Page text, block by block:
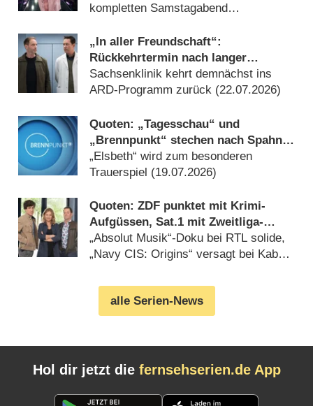
kompletten Samstagabend
„In aller Freundschaft“:
Rückkehrtermin nach langer
Sommerpause
Sachsenklinik kehrt demnächst ins
ARD-Programm zurück (22.07.2026)
Quoten: „Tagesschau“ und
„Brennpunkt“ stechen nach Spahn-
Rücktritt aus Wiederholungsbrei
hervor
„Elsbeth“ wird zum besonderen
Trauerspiel (19.07.2026)
Quoten: ZDF punktet mit Krimi-
Aufgüssen, Sat.1 mit Zweitliga-
Auftakt
„Absolut Musik“-Doku bei RTL solide,
„Navy CIS: Origins“ versagt bei Kabel
alle Serien-News
Hol dir jetzt die fernsehserien.de App